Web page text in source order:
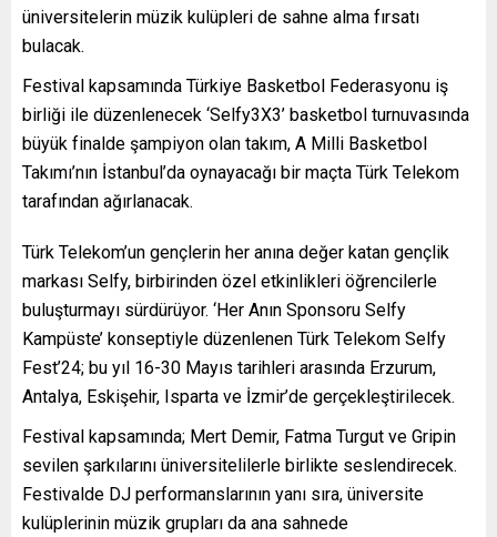
üniversitelerin müzik kulüpleri de sahne alma fırsatı
bulacak.
Festival kapsamında Türkiye Basketbol Federasyonu iş
birliği ile düzenlenecek ‘Selfy3X3’ basketbol turnuvasında
büyük finalde şampiyon olan takım, A Milli Basketbol
Takımı’nın İstanbul’da oynayacağı bir maçta Türk Telekom
tarafından ağırlanacak.
Türk Telekom’un gençlerin her anına değer katan gençlik
markası Selfy, birbirinden özel etkinlikleri öğrencilerle
buluşturmayı sürdürüyor. ‘Her Anın Sponsoru Selfy
Kampüste’ konseptiyle düzenlenen Türk Telekom Selfy
Fest’24; bu yıl 16-30 Mayıs tarihleri arasında Erzurum,
Antalya, Eskişehir, Isparta ve İzmir’de gerçekleştirilecek.
Festival kapsamında; Mert Demir, Fatma Turgut ve Gripin
sevilen şarkılarını üniversitelilerle birlikte seslendirecek.
Festivalde DJ performanslarının yanı sıra, üniversite
kulüplerinin müzik grupları da ana sahnede